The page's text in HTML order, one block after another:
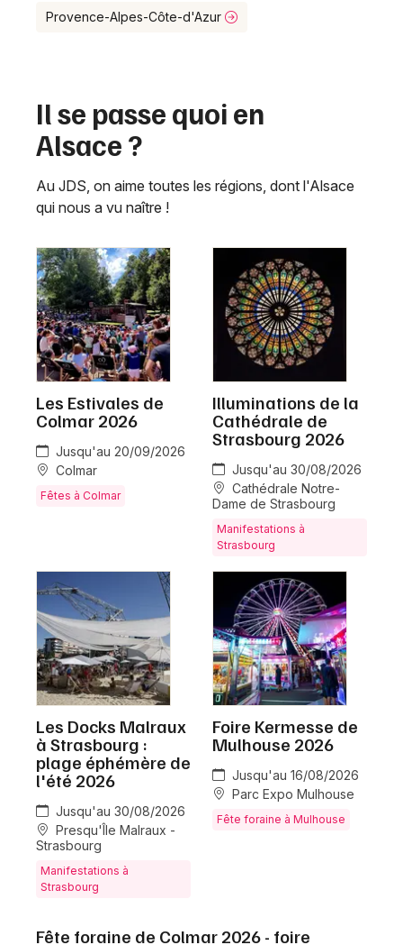
Provence-Alpes-Côte-d'Azur
Il se passe quoi en
Alsace ?
Au JDS, on aime toutes les régions, dont l'Alsace
qui nous a vu naître !
Les Estivales de
Colmar 2026
Jusqu'au 20/09/2026
Colmar
Fêtes à Colmar
Illuminations de la
Cathédrale de
Strasbourg 2026
Jusqu'au 30/08/2026
Cathédrale Notre-
Dame de Strasbourg
Manifestations à
Strasbourg
Les Docks Malraux
à Strasbourg :
plage éphémère de
l'été 2026
Jusqu'au 30/08/2026
Presqu'Île Malraux -
Strasbourg
Manifestations à
Strasbourg
Foire Kermesse de
Mulhouse 2026
Jusqu'au 16/08/2026
Parc Expo Mulhouse
Fête foraine à Mulhouse
Fête foraine de Colmar 2026 - foire